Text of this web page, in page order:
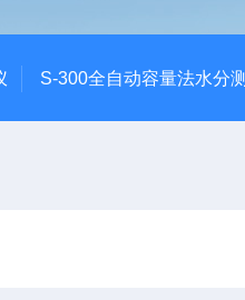
S-300全自动容量法水分